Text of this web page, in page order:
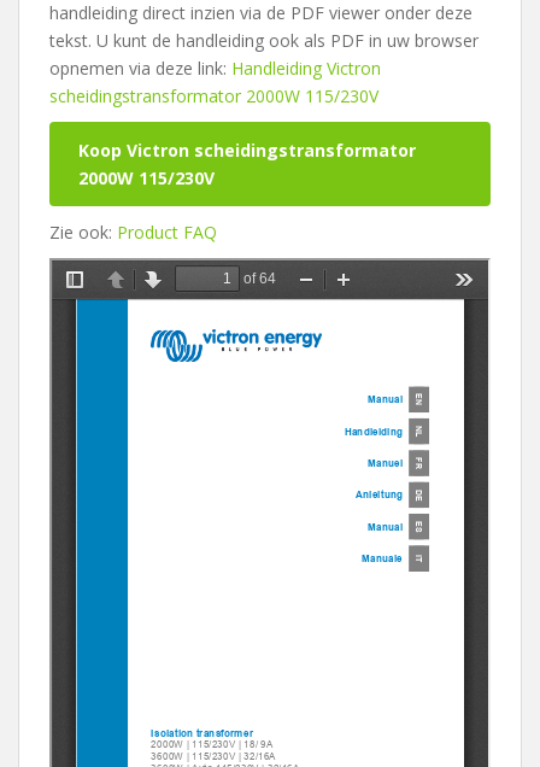
handleiding direct inzien via de PDF viewer onder deze
tekst. U kunt de handleiding ook als PDF in uw browser
opnemen via deze link: Handleiding Victron
scheidingstransformator 2000W 115/230V
Koop Victron scheidingstransformator
2000W 115/230V
Zie ook: Product FAQ